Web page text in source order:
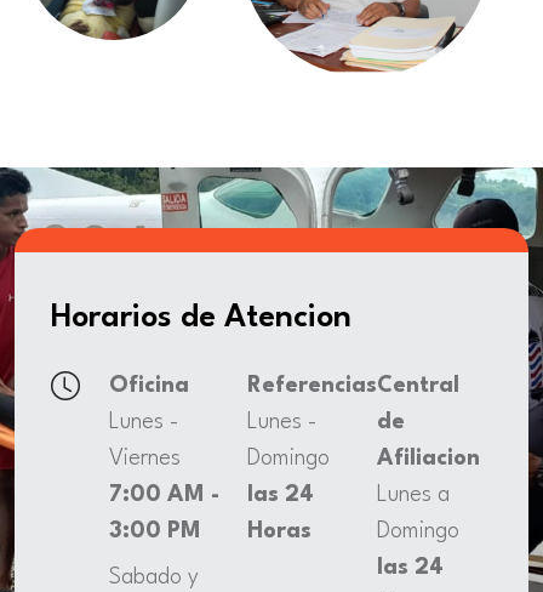
Horarios de Atencion
Oficina
Lunes -
Viernes
7:00 AM -
3:00 PM
Sabado y
Referencias
Lunes -
Domingo
las 24
Horas
Central
de
Afiliacion
Lunes a
Domingo
las 24